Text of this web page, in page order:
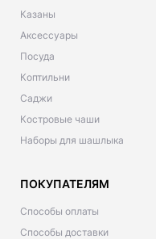
Казаны
Аксессуары
Посуда
Коптильни
Саджи
Костровые чаши
Наборы для шашлыка
ПОКУПАТЕЛЯМ
Способы оплаты
Способы доставки